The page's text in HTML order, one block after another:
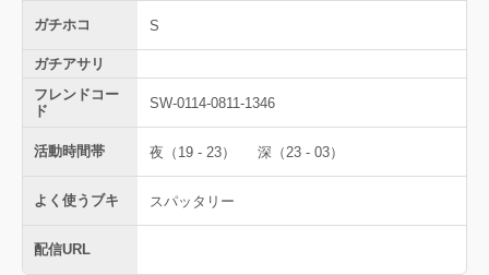
ガチホコ S
ガチアサリ
フレンドコー
ド
SW-0114-0811-1346
活動時間帯 夜（19 - 23） 深（23 - 03）
よく使うブキ スパッタリー
配信URL